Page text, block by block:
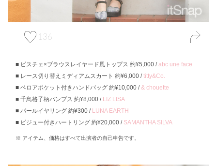
136
ビスチェ×ブラウスレイヤード風トップス 約¥5,000 /abc une face
レース切り替えミディアムスカート 約¥6,000 /titty&Co.
ベロアポケット付きハンドバッグ 約¥10,000 /& chouette
千鳥格子柄パンプス 約¥8,000 / LIZ LISA
パールイヤリング 約¥300 / LUNA EARTH
ビジュー付きハートリング 約¥20,000 / SAMANTHA SILVA
アイテム、価格はすべて出演者の自己申告です。